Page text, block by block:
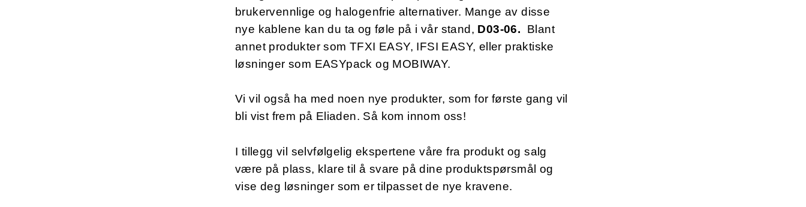
brukervennlige og halogenfrie alternativer. Mange av disse
nye kablene kan du ta og føle på i vår stand, D03-06. Blant
annet produkter som TFXI EASY, IFSI EASY, eller praktiske
løsninger som EASYpack og MOBIWAY.
Vi vil også ha med noen nye produkter, som for første gang vil
bli vist frem på Eliaden. Så kom innom oss!
I tillegg vil selvfølgelig ekspertene våre fra produkt og salg
være på plass, klare til å svare på dine produktspørsmål og
vise deg løsninger som er tilpasset de nye kravene.